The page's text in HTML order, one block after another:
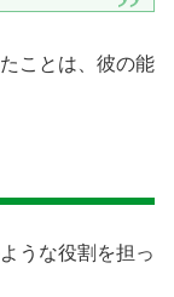
ことは、彼の能
ような役割を担っ